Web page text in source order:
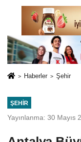
Haberler Şehir
ŞEHIR
Yayınlanma: 30 Mayıs